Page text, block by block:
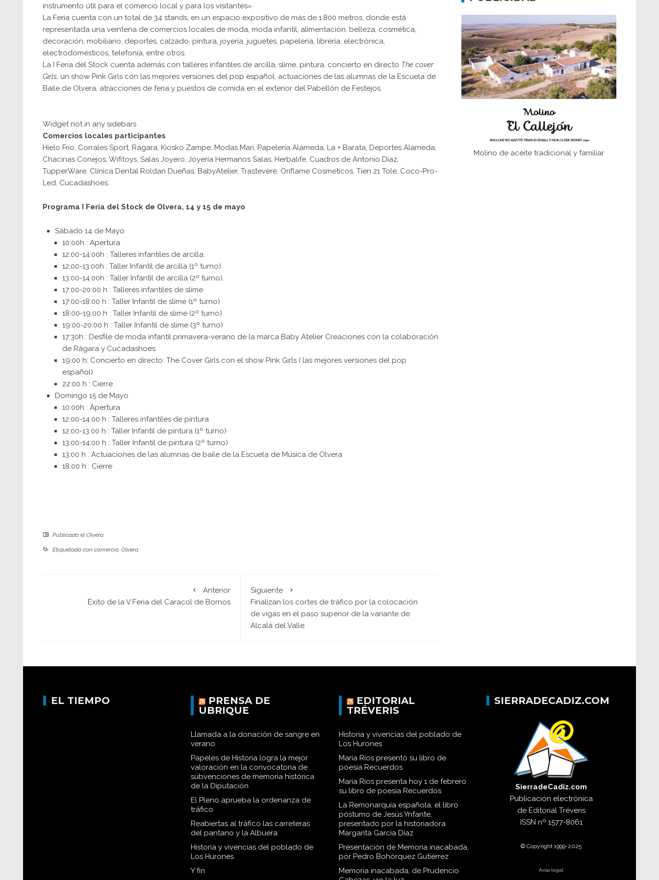
instrumento útil para el comercio local y para los visitantes».
La Feria cuenta con un total de 34 stands, en un espacio expositivo de más de 1.800 metros, donde está
representada una veintena de comercios locales de moda, moda infantil, alimentación, belleza, cosmética,
decoración, mobiliario, deportes, calzado, pintura, joyería, juguetes, papelería, librería, electrónica,
electrodomésticos, telefonía, entre otros.
La I Feria del Stock cuenta además con talleres infantiles de arcilla, slime, pintura, concierto en directo The cover
Girls, un show Pink Girls con las mejores versiones del pop español, actuaciones de las alumnas de la Escuela de
Baile de Olvera, atracciones de feria y puestos de comida en el exterior del Pabellón de Festejos.
Widget not in any sidebars
Comercios locales participantes
Hielo Frio, Corrales Sport, Rágara, Kiosko Zampe, Modas Mari, Papelería Alameda, La + Barata, Deportes Alameda,
Chacinas Conejos, Wifitoys, Salas Joyero, Joyería Hermanos Salas, Herbalife, Cuadros de Antonio Díaz,
TupperWare, Clínica Dental Roldan Dueñas, BabyAtelier, Trastevere, Oriflame Cosmeticos, Tien 21 Tole, Coco-Pro-
Led, Cucadashoes.
Programa I Feria del Stock de Olvera, 14 y 15 de mayo
Sábado 14 de Mayo
10:00h : Apertura
12:00-14:00h : Talleres infantiles de arcilla.
12:00-13:00h : Taller Infantil de arcilla (1º turno).
13:00-14:00h : Taller Infantil de arcilla (2º turno).
17:00-20:00 h : Talleres infantiles de slime
17:00-18:00 h : Taller Infantil de slime (1º turno)
18:00-19:00 h : Taller Infantil de slime (2º turno)
19:00-20:00 h : Taller Infantil de slime (3º turno)
17:30h : Desfile de moda infantil primavera-verano de la marca Baby Atelier Creaciones con la colaboración
de Rágara y Cucadashoes
19:00 h: Concierto en directo: The Cover Girls con el show Pink Girls ( las mejores versiones del pop
español)
22:00 h : Cierre
Domingo 15 de Mayo
10:00h : Apertura
12:00-14:00 h : Talleres infantiles de pintura
12:00-13:00 h : Taller Infantil de pintura (1º turno)
13:00-14:00 h : Taller Infantil de pintura (2º turno)
13:00 h : Actuaciones de las alumnas de baile de la Escuela de Música de Olvera
18:00 h : Cierre
Publicado el Olvera
Etiquetado con comercio, Olvera
Anterior
Éxito de la V Feria del Caracol de Bornos
Siguiente
Finalizan los cortes de tráfico por la colocación
de vigas en el paso superior de la variante de
Alcalá del Valle
fundaciones de Bornos
El Frente Popular. Ubrique, febrero-julio
1936
Juntar las letras. La alfabetización en el
campo: del afán de saber a la
Historia y vivencias del poblado de Los
Molino de aceite tradicional y familiar
EL TIEMPO
PRENSA DE
UBRIQUE
Llamada a la donación de sangre en
verano
Papeles de Historia logra la mejor
valoración en la convocatoria de
subvenciones de memoria histórica
de la Diputación
El Pleno aprueba la ordenanza de
tráfico
Reabiertas al tráfico las carreteras
del pantano y la Albuera
Historia y vivencias del poblado de
Los Hurones
Y fin
EDITORIAL
TRÉVERIS
Historia y vivencias del poblado de
Los Hurones
María Ríos presentó su libro de
poesía Recuerdos
María Ríos presenta hoy 1 de febrero
su libro de poesía Recuerdos
La Remonarquía española, el libro
póstumo de Jesús Ynfante,
presentado por la historiadora
Margarita García Díaz
Presentación de Memoria inacabada,
por Pedro Bohórquez Gutiérrez
Memoria inacabada, de Prudencio
SIERRADECADIZ.COM
SierradeCadiz.com
Publicación electrónica
de Editorial Tréveris
ISSN nº 1577-8061
© Copyright 1999-2025
Aviso legal